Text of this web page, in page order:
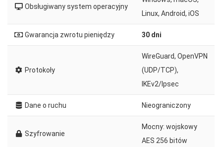
Obsługiwany system operacyjny
Linux, Android, iOS
Gwarancja zwrotu pieniędzy 30 dni
Protokoły
WireGuard, OpenVPN
(UDP/TCP),
IKEv2/Ipsec
Dane o ruchu Nieograniczony
Szyfrowanie
Mocny: wojskowy
AES 256 bitów